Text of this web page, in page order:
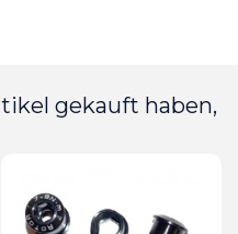
gekauft haben,